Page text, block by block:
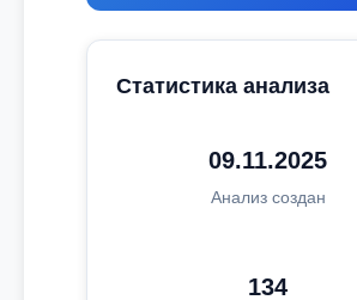
Статистика анализа
09.11.2025
Анализ создан
134